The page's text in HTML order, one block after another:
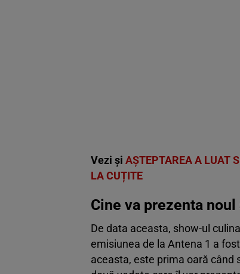
Vezi și AȘTEPTAREA A LUAT
LA CUȚITE
Cine va prezenta
De data aceasta, show-ul
emisiunea de la Antena 1 a
aceasta, este prima oară când